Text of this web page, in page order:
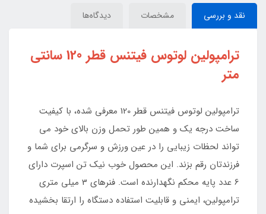
نقد و بررسی مشخصات دیدگاه‌ها
ترامپولین لوتوس فیتنس قطر 120 سانتی
متر
ترامپولین لوتوس فیتنس قطر 120 معرفی شده، با کیفیت
ساخت درجه یک و همین طور تحمل وزن بالای خود می
تواند لحظات زیبایی را در عین ورزش و سرگرمی برای شما و
فرزندتان رقم بزند. این محصول خوب نیک تن اسپرت دارای
6 عدد پایه محکم نگهدارنده است. فنرهای 3 میلی متری
ترامپولین، ایمنی و قابلیت استفاده دستگاه را ارتقا بخشیده